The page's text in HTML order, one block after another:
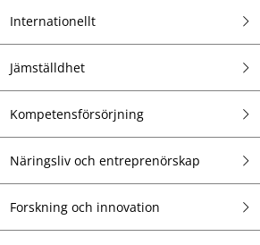
Internationellt
Jämställdhet
Kompetensförsörjning
Näringsliv och entreprenörskap
Forskning och innovation